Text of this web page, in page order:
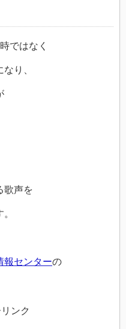
ではなく
り、
歌声を
報センターの
ンク